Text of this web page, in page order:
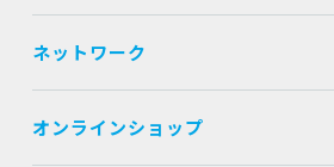
ネットワーク
オンラインショップ